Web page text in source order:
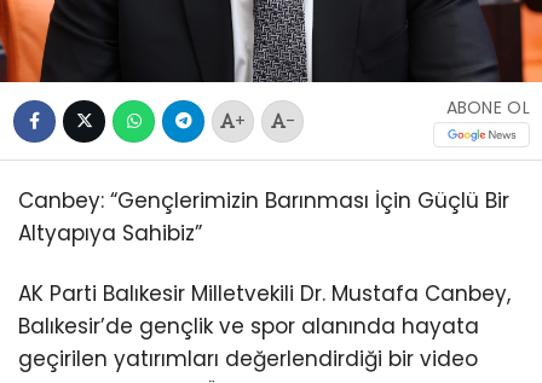
+ -
ABONE OL
Canbey: “Gençlerimizin Barınması İçin Güçlü Bir
Altyapıya Sahibiz”
AK Parti Balıkesir Milletvekili Dr. Mustafa Canbey,
Balıkesir’de gençlik ve spor alanında hayata
geçirilen yatırımları değerlendirdiği bir video